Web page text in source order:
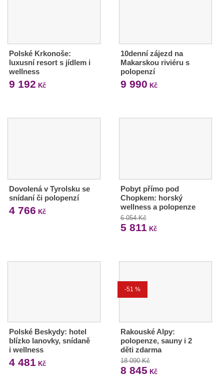
Polské Krkonoše:
luxusní resort s jídlem i
wellness
9 192 Kč
10denní zájezd na
Makarskou riviéru s
polopenzí
9 990 Kč
Dovolená v Tyrolsku se
snídaní či polopenzí
4 766 Kč
Pobyt přímo pod
Chopkem: horský
wellness a polopenze
6 054 Kč
5 811 Kč
Polské Beskydy: hotel
blízko lanovky, snídaně
i wellness
4 481 Kč
-51 %
Rakouské Alpy:
polopenze, sauny i 2
děti zdarma
18 090 Kč
8 845 Kč